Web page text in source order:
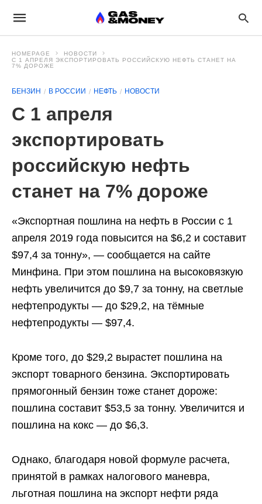
HOMEPAGE
НОВОСТИ
С 1 АПРЕЛЯ ЭКСПОРТИРОВАТЬ РОССИЙСКУЮ НЕФТЬ СТАНЕТ НА
7% ДОРОЖЕ
БЕНЗИН В РОССИИ НЕФТЬ НОВОСТИ
С 1 апреля
экспортировать
российскую нефть
станет на 7% дороже
«Экспортная пошлина на нефть в России с 1
апреля 2019 года повысится на $6,2 и составит
$97,4 за тонну», — сообщается на сайте
Минфина. При этом пошлина на высоковязкую
нефть увеличится до $9,7 за тонну, на светлые
нефтепродукты — до $29,2, на тёмные
нефтепродукты — $97,4.
Кроме того, до $29,2 вырастет пошлина на
экспорт товарного бензина. Экспортировать
прямогонный бензин тоже станет дороже:
пошлина составит $53,5 за тонну. Увеличится и
пошлина на кокс — до $6,3.
Однако, благодаря новой формуле расчета,
принятой в рамках налогового маневра,
льготная пошлина на экспорт нефти ряда